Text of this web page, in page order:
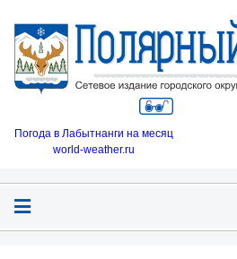
Погода в Лабытнанги на месяц
world-weather.ru